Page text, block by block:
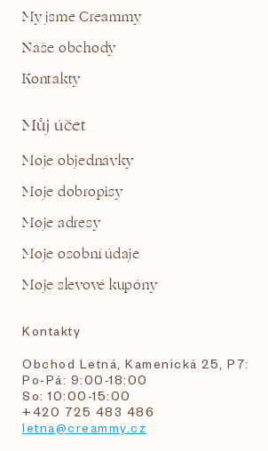
My jsme Creammy
Naše obchody
Kontakty
Můj účet
Moje objednávky
Moje dobropisy
Moje adresy
Moje osobní údaje
Moje slevové kupóny
Kontakty
Obchod Letná, Kamenická 25, P7:
Po-Pá: 9:00-18:00
So: 10:00-15:00
+420 725 483 486
letna@creammy.cz